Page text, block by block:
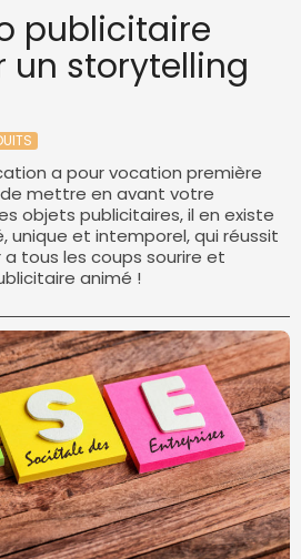
publicitaire
un storytelling
a pour vocation première
mettre en avant votre
objets publicitaires, il en existe
unique et intemporel, qui réussit
a tous les coups sourire et
animé !